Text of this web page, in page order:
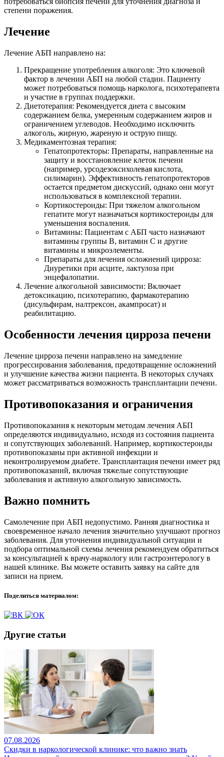
степени поражения.
Лечение
Лечение АБП направлено на:
Прекращение употребления алкоголя: Это ключевой
фактор в лечении АБП на любой стадии. Пациенту
может потребоваться помощь нарколога, психотерапевта
и участие в группах поддержки.
Диетотерапия: Рекомендуется диета с высоким
содержанием белка, умеренным содержанием жиров и
ограничением углеводов. Необходимо исключить
алкоголь, жирную, жареную и острую пищу.
Медикаментозная терапия:
Гепатопротекторы: Препараты, направленные на
защиту и восстановление клеток печени
(например, урсодезоксихолевая кислота,
силимарин). Эффективность гепатопротекторов
остается предметом дискуссий, однако они могут
использоваться в комплексной терапии.
Кортикостероиды: При тяжелом алкогольном
гепатите могут назначаться кортикостероиды для
уменьшения воспаления.
Витамины: Пациентам с АБП часто назначают
витамины группы B, витамин C и другие
витамины и микроэлементы.
Препараты для лечения осложнений цирроза:
Диуретики при асците, лактулоза при
энцефалопатии.
Лечение алкогольной зависимости: Включает
детоксикацию, психотерапию, фармакотерапию
(дисульфирам, налтрексон, акампросат) и
реабилитацию.
Особенности лечения цирроза печени
Лечение цирроза печени направлено на замедление
прогрессирования заболевания, предотвращение осложнений
и улучшение качества жизни пациента. В некоторых случаях
может рассматриваться возможность трансплантации печени.
Противопоказания и ограничения
Противопоказания к некоторым методам лечения АБП
определяются индивидуально, исходя из состояния пациента
и сопутствующих заболеваний. Например, кортикостероиды
противопоказаны при активной инфекции и
неконтролируемом диабете. Трансплантация печени имеет ряд
противопоказаний, включая тяжелые сопутствующие
заболевания и активную алкогольную зависимость.
Важно помнить
Самолечение при АБП недопустимо. Ранняя диагностика и
своевременное начало лечения значительно улучшают прогноз
заболевания. Для уточнения индивидуальной ситуации и
подбора оптимальной схемы лечения рекомендуем обратиться
за консультацией к врачу-наркологу или гастроэнтерологу в
нашей клинике. Вы можете оставить заявку на сайте для
записи на прием.
Поделиться материалом:
Другие статьи
07.08.2026
Скидки в наркологической клинике: что важно знать